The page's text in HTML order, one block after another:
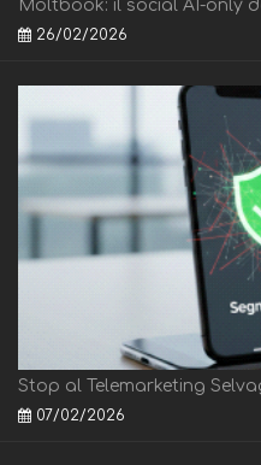
Moltbook: il social AI-only
26/02/2026
Stop al Telemarketing
07/02/2026